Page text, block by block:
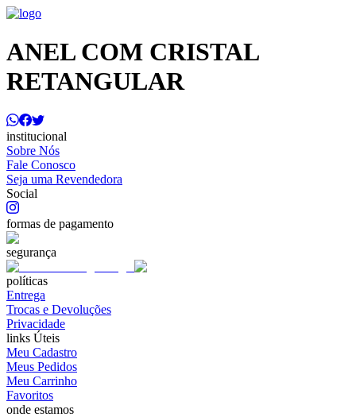
ANEL COM CRISTAL
RETANGULAR
institucional
Sobre Nós
Fale Conosco
Seja uma Revendedora
Social
formas de pagamento
segurança
políticas
Entrega
Trocas e Devoluções
Privacidade
links Úteis
Meu Cadastro
Meus Pedidos
Meu Carrinho
Favoritos
onde estamos